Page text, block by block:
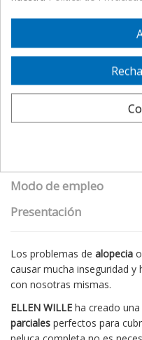
Descripción
Detalles del producto
Modo de empleo
Presentación
Los problemas de alopecia o
causar mucha inseguridad
con nosotras mismas.
ELLEN WILLE ha creado
parciales perfectos para